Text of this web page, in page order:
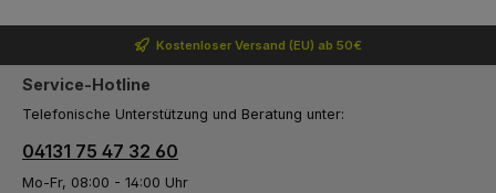
Kostenloser Versand (EU) ab 50€
Service-Hotline
Telefonische Unterstützung und Beratung unter:
04131 75 47 32 60
Mo-Fr, 08:00 - 14:00 Uhr